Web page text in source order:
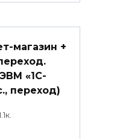
магазин +
«1С-
переход)